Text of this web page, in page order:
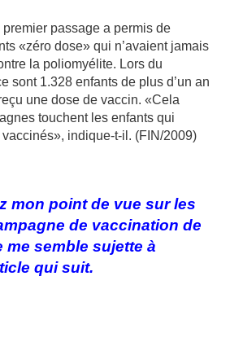
passage a permis de
«zéro dose» qui n’avaient jamais
la poliomyélite. Lors du
sont 1.328 enfants de plus d’un an
une dose de vaccin. «Cela
touchent les enfants qui
vaccinés», indique-t-il. (FIN/2009)
mon point de vue sur les
de vaccination de
me semble sujette à
qui suit.